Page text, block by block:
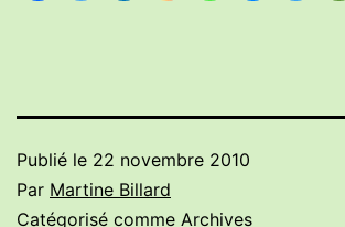
Publié le 22 novembre 2010
Par Martine Billard
Catégorisé comme Archives